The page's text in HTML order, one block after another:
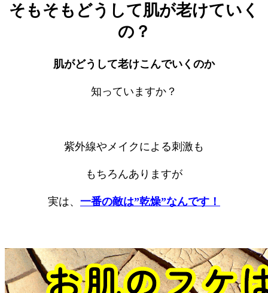
そもそもどうして肌が老けていく
の？
肌がどうして老けこんでいくのか
知っていますか？
紫外線やメイクによる刺激も
もちろんありますが
実は、 一番の敵は”乾燥”なんです！